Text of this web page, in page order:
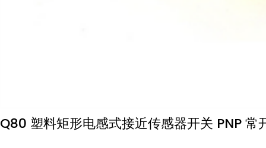
Q80 塑料矩形电感式接近传感器开关 PNP 常